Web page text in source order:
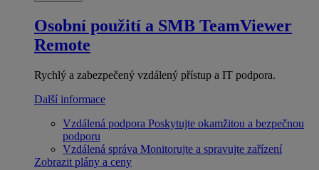
Osobní použití a SMB TeamViewer
Remote
Rychlý a zabezpečený vzdálený přístup a IT podpora.
Další informace
Vzdálená podpora Poskytujte okamžitou a bezpečnou
podporu
Vzdálená správa Monitorujte a spravujte zařízení
Zobrazit plány a ceny